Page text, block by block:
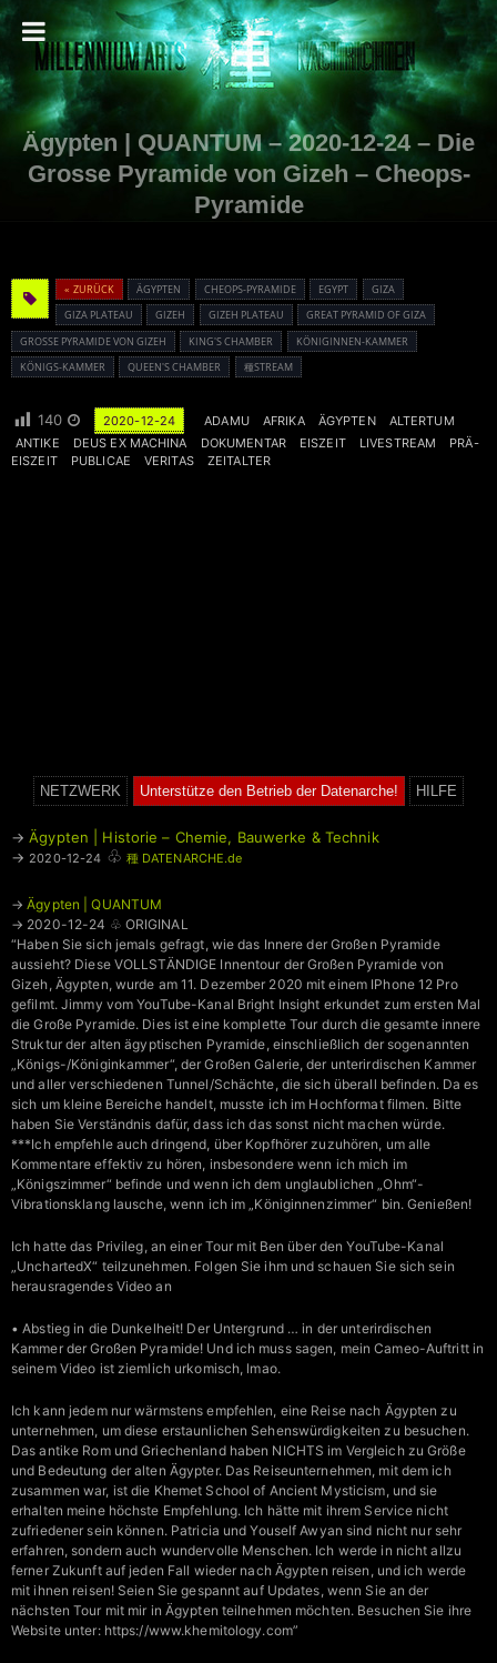
Ägypten | QUANTUM – 2020-12-24 – Die
Grosse Pyramide von Gizeh – Cheops-
Pyramide
« ZURÜCK ÄGYPTEN CHEOPS-PYRAMIDE EGYPT
GIZA
GIZA PLATEAU
GIZEH GIZEH PLATEAU
GREAT PYRAMID OF GIZA
GROSSE PYRAMIDE VON GIZEH
KING'S CHAMBER
KÖNIGINNEN-KAMMER
KÖNIGS-KAMMER
QUEEN'S CHAMBER 種STREAM
140 2020-12-24 ADAMU AFRIKA ÄGYPTEN
ALTERTUM
ANTIKE
DEUS EX MACHINA DOKUMENTAR EISZEIT LIVESTREAM
PRÄ-
EISZEIT
PUBLICAE VERITAS ZEITALTER
NETZWERK Unterstütze den Betrieb der Datenarche! HILFE
→Ägypten | Historie – Chemie, Bauwerke & Technik
→ 2020-12-24 ♧ 種 DATENARCHE.de
→Ägypten | QUANTUM
→ 2020-12-24 ♧ ORIGINAL
“Haben Sie sich jemals gefragt, wie das Innere der Großen Pyramide
aussieht? Diese VOLLSTÄNDIGE Innentour der Großen Pyramide von
Gizeh, Ägypten, wurde am 11. Dezember 2020 mit einem IPhone 12 Pro
gefilmt. Jimmy vom YouTube-Kanal Bright Insight erkundet zum ersten Mal
die Große Pyramide. Dies ist eine komplette Tour durch die gesamte innere
Struktur der alten ägyptischen Pyramide, einschließlich der sogenannten
„Königs-/Königinkammer“, der Großen Galerie, der unterirdischen Kammer
und aller verschiedenen Tunnel/Schächte, die sich überall befinden. Da es
sich um kleine Bereiche handelt, musste ich im Hochformat filmen. Bitte
haben Sie Verständnis dafür, dass ich das sonst nicht machen würde.
***Ich empfehle auch dringend, über Kopfhörer zuzuhören, um alle
Kommentare effektiv zu hören, insbesondere wenn ich mich im
„Königszimmer“ befinde und wenn ich dem unglaublichen „Ohm“-
Vibrationsklang lausche, wenn ich im „Königinnenzimmer“ bin. Genießen!
Ich hatte das Privileg, an einer Tour mit Ben über den YouTube-Kanal
„UnchartedX“ teilzunehmen. Folgen Sie ihm und schauen Sie sich sein
herausragendes Video an
• Abstieg in die Dunkelheit! Der Untergrund … in der unterirdischen
Kammer der Großen Pyramide! Und ich muss sagen, mein Cameo-Auftritt in
seinem Video ist ziemlich urkomisch, lmao.
Ich kann jedem nur wärmstens empfehlen, eine Reise nach Ägypten zu
unternehmen, um diese erstaunlichen Sehenswürdigkeiten zu besuchen.
Das antike Rom und Griechenland haben NICHTS im Vergleich zu Größe
und Bedeutung der alten Ägypter. Das Reiseunternehmen, mit dem ich
zusammen war, ist die Khemet School of Ancient Mysticism, und sie
erhalten meine höchste Empfehlung. Ich hätte mit ihrem Service nicht
zufriedener sein können. Patricia und Youself Awyan sind nicht nur sehr
erfahren, sondern auch wundervolle Menschen. Ich werde in nicht allzu
ferner Zukunft auf jeden Fall wieder nach Ägypten reisen, und ich werde
mit ihnen reisen! Seien Sie gespannt auf Updates, wenn Sie an der
nächsten Tour mit mir in Ägypten teilnehmen möchten. Besuchen Sie ihre
Website unter: https://www.khemitology.com”